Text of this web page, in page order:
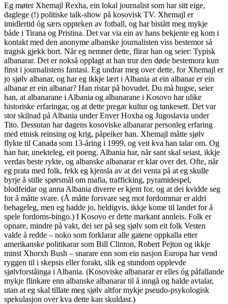
Eg møter Xhemajl Rexha, ein lokal journalist som har sitt eige,
daglege (!) politiske talk-show på kosovisk TV. Xhemajl er
imidlertid óg særs oppteken av fotball, og har bistått meg mykje
både i Tirana og Pristina. Det var via ein av hans bekjente eg kom i
kontakt med den anonyme albanske journalisten viss bestemor så
tragisk gjekk bort. Når eg nemner dette, flirar han og seier: Typisk
albanarar. Det er nokså opplagt at han trur den døde bestemora kun
finst i journalistens fantasi. Eg undrar meg over dette, for Xhemajl er
jo sjølv albanar, og har eg ikkje lært i Albania at ein albanar er ein
albanar er ein albanar? Han ristar på hovudet. Du må hugse, seier
han, at albanarane i Albania og albanarane i Kosovo har ulike
historiske erfaringar, og at dette pregar kultur og tankesett. Det var
stor skilnad på Albania under Enver Hoxha og Jugoslavia under
Tito. Dessutan har dagens kosoviske albanarar personleg erfaring
med etnisk reinsing og krig, påpeiker han. Xhemajl måtte sjølv
flykte til Canada som 13-åring i 1999, og veit kva han talar om. Og
han har, unekteleg, eit poeng. Albania har, når sant skal seiast, ikkje
verdas beste rykte, og albanske albanarar er klar over det. Ofte, når
eg prata med folk, fekk eg kjensla av at dei venta på at eg skulle
byrje å stille spørsmål om mafia, trafficking, pyramidespel,
blodfeidar og anna Albania diverre er kjent for, og at dei kvidde seg
for å måtte svare. (Å måtte forsvare seg mot fordommar er aldri
behageleg, men eg hadde jo, heldigvis, ikkje kome til landet for å
spele fordoms-bingo.) I Kosovo er dette markant annleis. Folk er
opnare, mindre på vakt, dei ser på seg sjølv som eit folk Vesten
valde å redde – noko som forklarar alle gatene oppkalla etter
amerikanske politikarar som Bill Clinton, Robert Pejton og ikkje
minst Xhorxh Bush – snarare enn som ein nasjon Europa har vend
ryggen til i skepsis eller forakt, slik eg stundom opplevde
sjølvforståinga i Albania. (Kosoviske albanarar er elles óg påfallande
mykje flinkare enn albanske albanarar til å inngå og halde avtalar,
utan at eg skal tillate meg sjølv altfor mykje pseudo-psykologisk
spekulasjon over kva dette kan skuldast.)